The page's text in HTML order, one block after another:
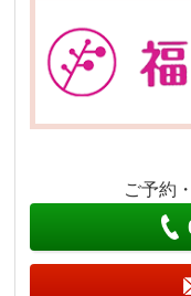
ご予約